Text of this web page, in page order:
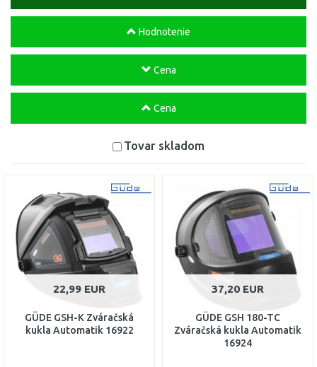
Hodnotenie
Cena
Cena
Tovar skladom
22,99 EUR
GÜDE GSH-K Zváračská
kukla Automatik 16922
37,20 EUR
GÜDE GSH 180-TC
Zváračská kukla Automatik
16924